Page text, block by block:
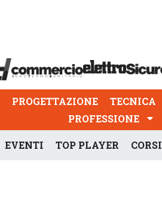
PROGETTAZIONE TECNICA
PROFESSIONE
EVENTI TOP PLAYER CORSI